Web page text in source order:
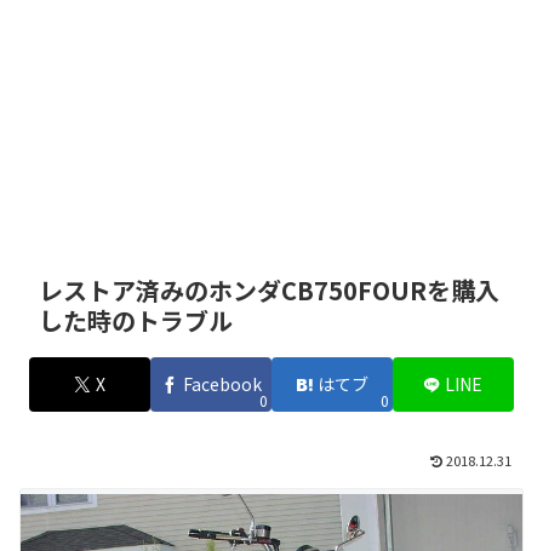
レストア済みのホンダCB750FOURを購入
した時のトラブル
X Facebook
0
はてブ
0
LINE
2018.12.31